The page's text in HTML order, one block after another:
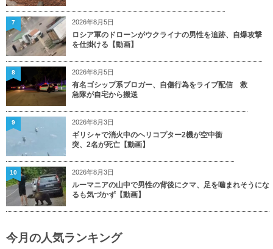
2026年8月5日
ロシア軍のドローンがウクライナの男性を追跡、自爆攻撃
を仕掛ける【動画】
7
2026年8月5日
有名ゴシップ系ブロガー、自傷行為をライブ配信 救
急隊が自宅から搬送
8
2026年8月3日
ギリシャで消火中のヘリコプター2機が空中衝
突、2名が死亡【動画】
9
2026年8月3日
ルーマニアの山中で男性の背後にクマ、足を噛まれそうにな
るも気づかず【動画】
10
今月の人気ランキング